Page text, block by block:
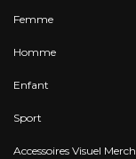
Femme
Homme
Enfant
Sport
Accessoires Visuel